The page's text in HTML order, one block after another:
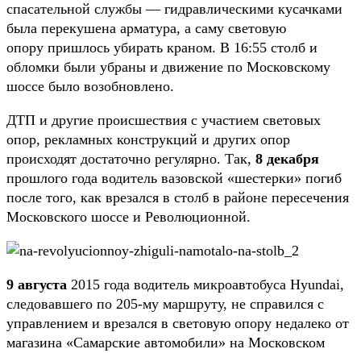
спасательной службы — гидравлическими кусачками
была перекушена арматура, а саму световую
опору пришлось убирать краном. В 16:55 столб и
обломки были убраны и движение по Московскому
шоссе было возобновлено.
ДТП и другие происшествия с участием световых
опор, рекламных конструкций и других опор
происходят достаточно регулярно. Так, 8 декабря
прошлого года водитель вазовской «шестерки» погиб
после того, как врезался в столб в районе пересечения
Московского шоссе и Революционной.
9 августа 2015 года водитель микроавтобуса Hyundai,
следовавшего по 205-му маршруту, не справился с
управлением и врезался в световую опору недалеко от
магазина «Самарские автомобили» на Московском